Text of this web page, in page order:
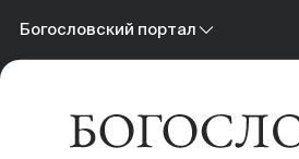
Богословский портал
Богословский портал